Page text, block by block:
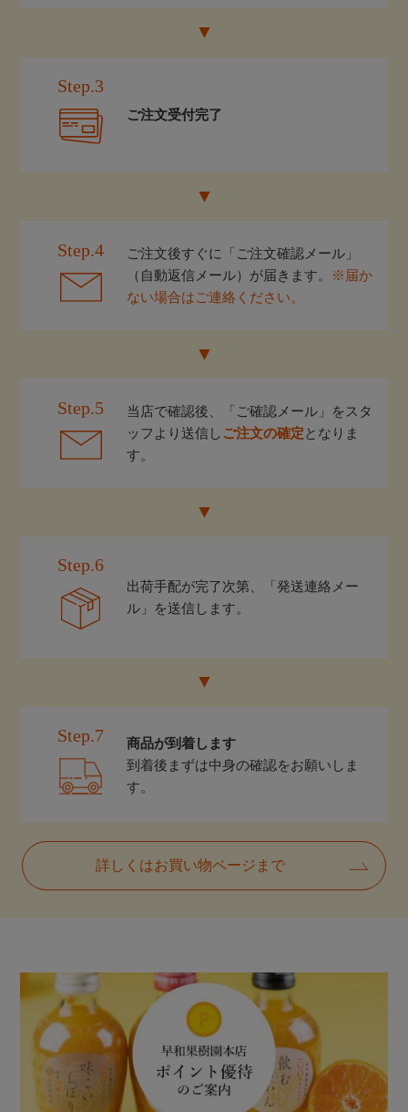
Step.3
ご注文受付完了
Step.4
ご注文後すぐに「ご注文確認メール」
（自動返信メール）が届きます。
※届か
ない場合はご連絡ください。
Step.5
当店で確認後、「ご確認メール」をスタ
ッフより送信し ご注文の確定となりま
す。
Step.6
出荷手配が完了次第、「発送連絡メー
ル」を送信します。
Step.7
商品が到着します
到着後まずは中身の確認をお願いしま
す。
詳しくはお買い物ページまで